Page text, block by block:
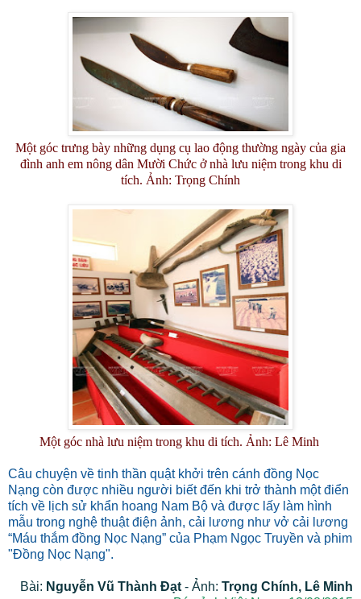
Một góc trưng bày những dụng cụ lao động thường ngày của gia
đình anh em nông dân Mười Chức ở nhà lưu niệm trong khu di
tích. Ảnh: Trọng Chính
Một góc nhà lưu niệm trong khu di tích. Ảnh: Lê Minh
Câu chuyện về tinh thần quật khởi trên cánh đồng Nọc
Nạng còn được nhiều người biết đến khi trở thành một điển
tích về lịch sử khẩn hoang Nam Bộ và được lấy làm hình
mẫu trong nghệ thuật điện ảnh, cải lương như vở cải lương
“Máu thắm đồng Nọc Nạng” của Phạm Ngọc Truyền và phim
"Đồng Nọc Nạng".
Bài: Nguyễn Vũ Thành Đạt - Ảnh: Trọng Chính, Lê Minh